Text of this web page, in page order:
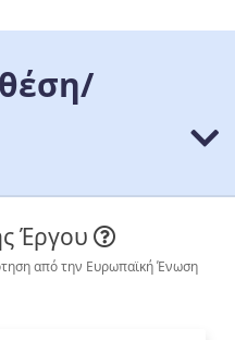
Έργου
από την Ευρωπαϊκή Ένωση